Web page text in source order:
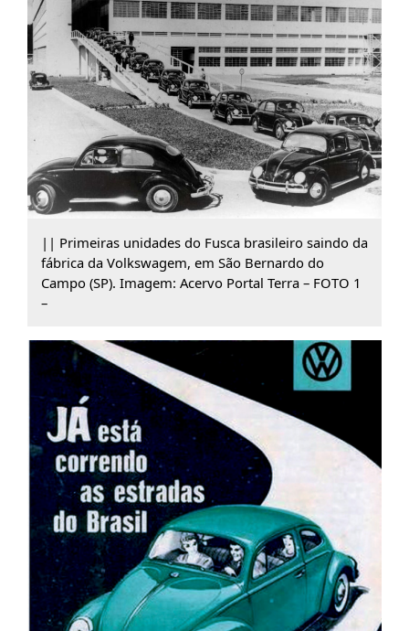
|| Primeiras unidades do Fusca brasileiro saindo da
fábrica da Volkswagem, em São Bernardo do
Campo (SP). Imagem: Acervo Portal Terra – FOTO 1
–